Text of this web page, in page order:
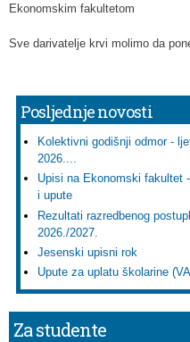
Ekonomskim fakultetom
Sve darivatelje krvi molimo da
Posljednje novosti
Kolektivni godišnji odmor -
2026....
Upisi na Ekonomski fakultet
i upute
Rezultati razredbenog
2026./2027.
Jesenski upisni rok
Upute za uplatu školarine
Za studente